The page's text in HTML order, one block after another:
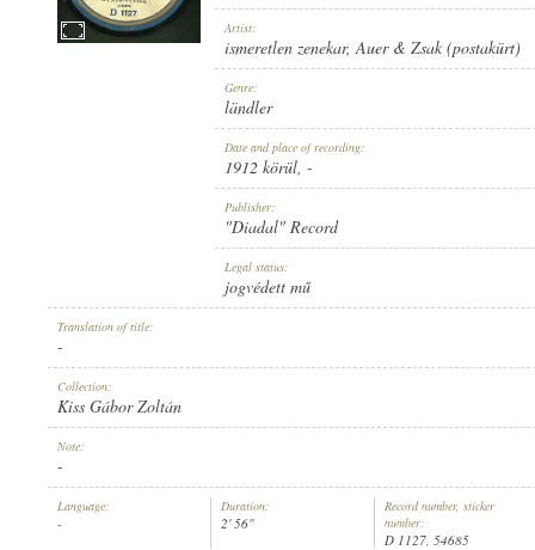
"DIADAL" RECORD
RECORD NUMBER:
Artist:
ismeretlen zenekar,Auer & Zsak (postakürt)
Genre:
ländler
Date and place of recording:
1912 körül, -
Publisher:
"Diadal" Record
Legal status:
jogvédett mű
Translation of title:
-
Collection:
Kiss Gábor Zoltán
Note:
-
Language:
-
Duration:
2' 56"
Record number, sticker
number:
D 1127, 54685